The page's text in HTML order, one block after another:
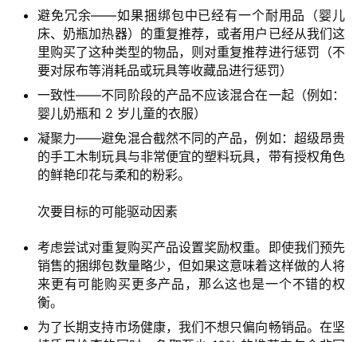
避免冗余——如果捆绑包中已经有一个耐用品（婴儿
床、奶瓶加热器）的重复推荐，或者用户已经从我们这
里购买了这种类型的物品，则对重复推荐进行惩罚（不
要对尿布等消耗品或玩具等收藏品进行惩罚）
一致性——不同阶段的产品不应该混合在一起（例如：
婴儿奶瓶和 2 岁儿童的衣服）
凝聚力——避免混合截然不同的产品，例如：超级昂贵
的手工木制玩具与非常便宜的塑料玩具，带有授权角色
的鲜艳印花与柔和的粉彩。
次要目标的可能驱动因素
考虑尝试对重复购买产品设置奖励权重。即使我们预先
销售的捆绑包数量略少，但如果这意味着这样做的人将
来更有可能购买更多产品，那么这也是一个不错的权
衡。
为了长期支持市场健康，我们不想只偏向畅销品。在坚